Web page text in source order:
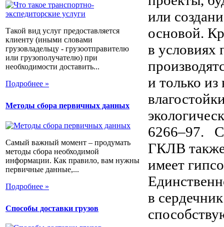
Такой вид услуг предоставляется
клиенту (иными словами
грузовладельцу - грузоотправителю
или грузополучателю) при
необходимости доставить...
Подробнее »
Методы сбора первичных данных
Самый важный момент – продумать
методы сбора необходимой
информации. Как правило, вам нужны
первичные данные,...
Подробнее »
Способы доставки грузов
или
основой.
в
и только
6266–97.
ГКЛВ
имеет
в